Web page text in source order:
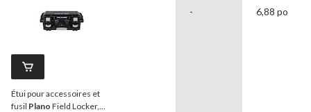
Étui pour accessoires et
fusil Plano Field Locker,
- 6,88 po